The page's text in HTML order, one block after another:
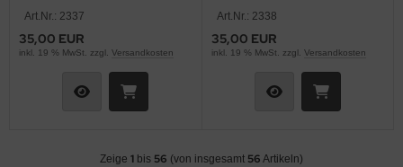
Art.Nr.: 2337
35,00 EUR
inkl. 19 % MwSt. zzgl. Versandkosten
Art.Nr.: 2338
35,00 EUR
inkl. 19 % MwSt. zzgl. Versandkosten
Zeige 1 bis 56 (von insgesamt 56 Artikeln)